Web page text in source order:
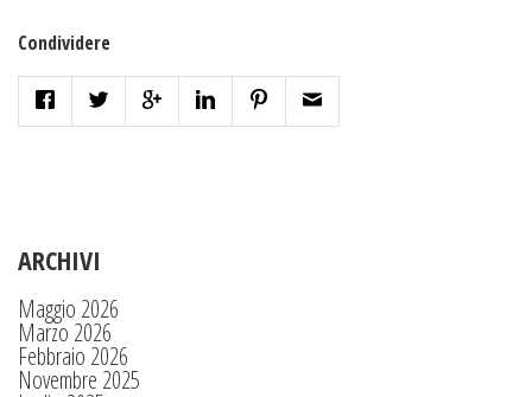
Condividere
ARCHIVI
Maggio 2026
Marzo 2026
Febbraio 2026
Novembre 2025